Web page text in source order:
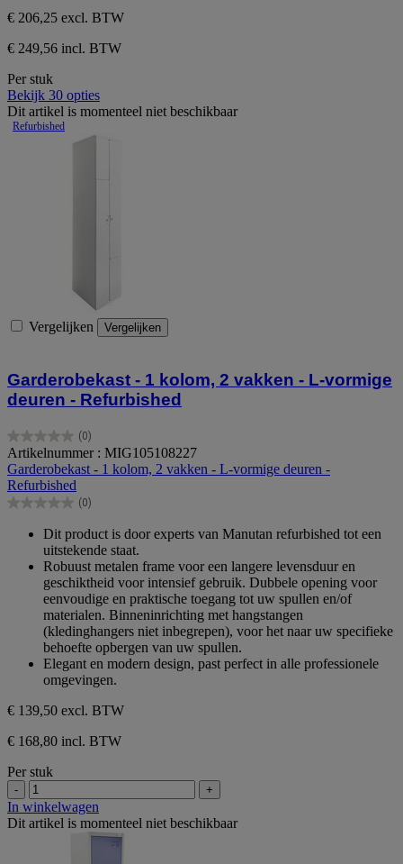
€ 206,25 excl. BTW
€ 249,56 incl. BTW
Per stuk
Bekijk 30 opties
Dit artikel is momenteel niet beschikbaar
Vergelijken Vergelijken
Garderobekast - 1 kolom, 2 vakken - L-vormige
deuren - Refurbished
(0)
0.0
van
de
5
sterren.
Artikelnummer : MIG105108227
Garderobekast - 1 kolom, 2 vakken - L-vormige deuren -
Refurbished
(0)
0.0
sterren.
Dit product is door experts van Manutan refurbished tot een
uitstekende staat.
Robuust metalen frame voor een langere levensduur en
geschiktheid voor intensief gebruik. Dubbele opening voor
eenvoudige en praktische toegang tot uw spullen en/of
materialen. Binneninrichting met hangstangen
(kledinghangers niet inbegrepen), voor het naar uw specifieke
behoefte opbergen van uw spullen.
Elegant en modern design, past perfect in alle professionele
omgevingen.
€ 139,50 excl. BTW
€ 168,80 incl. BTW
Per stuk
- +
In winkelwagen
Dit artikel is momenteel niet beschikbaar